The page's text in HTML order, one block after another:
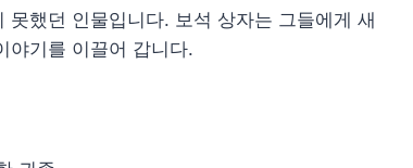
했던 인물입니다. 보석 상자는 그들에게 새
야기를 이끌어 갑니다.